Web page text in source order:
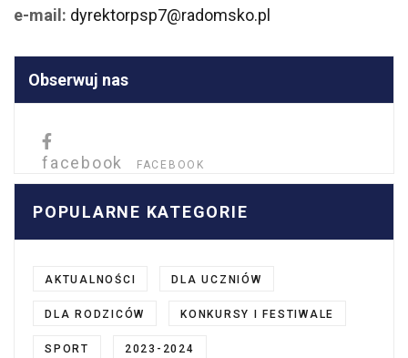
e-mail: dyrektorpsp7@radomsko.pl
Obserwuj nas
facebook FACEBOOK
POPULARNE KATEGORIE
AKTUALNOŚCI DLA UCZNIÓW
DLA RODZICÓW KONKURSY I FESTIWALE
SPORT 2023-2024